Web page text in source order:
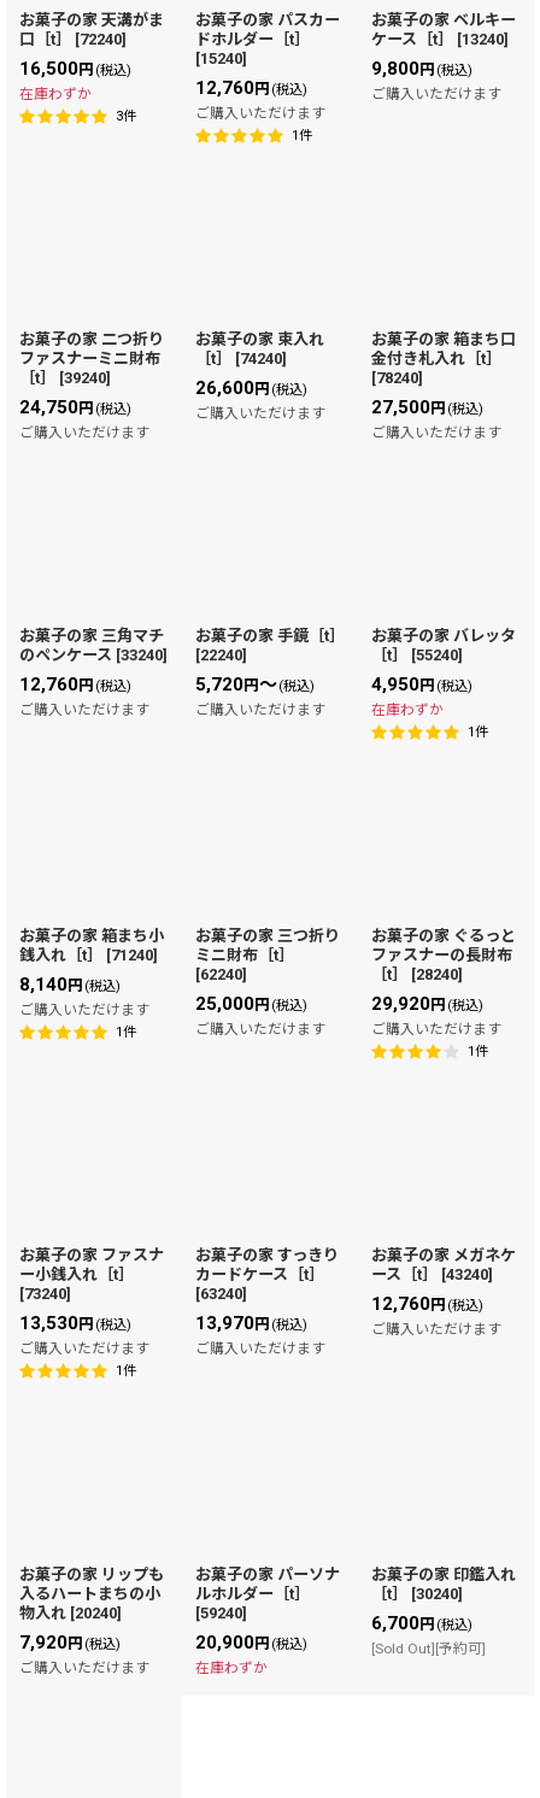
絞り込む
お菓子の家 天溝がま
口［t］
[72240]
16,500円 (税込)
在庫わずか
3件
お菓子の家 パスカー
ドホルダー［t］
[15240]
12,760円 (税込)
ご購入いただけます
1件
お菓子の家 ベルキー
ケース［t］
[13240]
9,800円 (税込)
ご購入いただけます
お菓子の家 二つ折り
ファスナーミニ財布
［t］
[39240]
24,750円 (税込)
ご購入いただけます
お菓子の家 束入れ
［t］
[74240]
26,600円 (税込)
ご購入いただけます
お菓子の家 箱まち口
金付き札入れ［t］
[78240]
27,500円 (税込)
ご購入いただけます
お菓子の家 三角マチ
のペンケース [33240]
12,760円 (税込)
ご購入いただけます
お菓子の家 手鏡［t］
[22240]
5,720円～(税込)
ご購入いただけます
お菓子の家 バレッタ
［t］
[55240]
4,950円 (税込)
在庫わずか
1件
お菓子の家 箱まち小
銭入れ［t］
[71240]
8,140円 (税込)
ご購入いただけます
1件
お菓子の家 三つ折り
ミニ財布［t］
[62240]
25,000円 (税込)
ご購入いただけます
お菓子の家 ぐるっと
ファスナーの長財布
［t］
[28240]
29,920円 (税込)
ご購入いただけます
1件
お菓子の家 ファスナ
ー小銭入れ［t］
[73240]
13,530円 (税込)
ご購入いただけます
1件
お菓子の家 すっきり
カードケース［t］
[63240]
13,970円 (税込)
ご購入いただけます
お菓子の家 メガネケ
ース［t］
[43240]
12,760円 (税込)
ご購入いただけます
お菓子の家 リップも
入るハートまちの小
物入れ [20240]
7,920円 (税込)
ご購入いただけます
お菓子の家 パーソナ
ルホルダー［t］
[59240]
20,900円 (税込)
在庫わずか
お菓子の家 印鑑入れ
［t］
[30240]
6,700円 (税込)
[Sold Out][予約可]